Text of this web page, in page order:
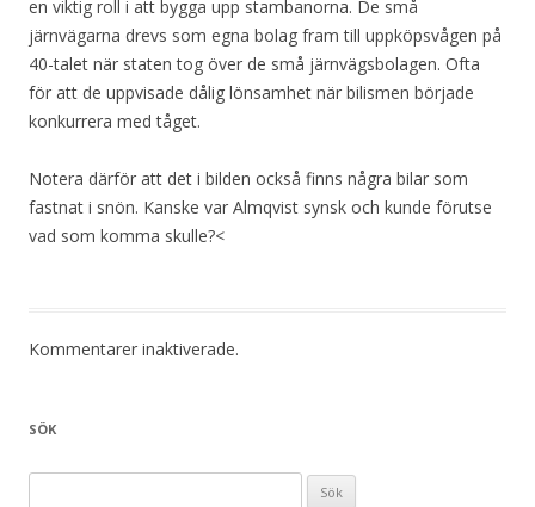
en viktig roll i att bygga upp stambanorna. De små
järnvägarna drevs som egna bolag fram till uppköpsvågen på
40-talet när staten tog över de små järnvägsbolagen. Ofta
för att de uppvisade dålig lönsamhet när bilismen började
konkurrera med tåget.
Notera därför att det i bilden också finns några bilar som
fastnat i snön. Kanske var Almqvist synsk och kunde förutse
vad som komma skulle?<
Kommentarer inaktiverade.
SÖK